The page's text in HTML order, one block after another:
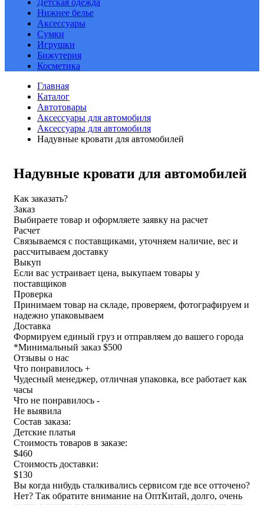
Детская одежда
Нижнее белье
Аксессуары
Сумки
Игрушки
Бижутерия
Косметика
Главная
Каталог
Автотовары
Аксессуары для автомобиля
Аксессуары для автомобиля
Надувные кровати для автомобилей
Надувные кровати для автомобилей
Как заказать?
Заказ
Выбираете товар и оформляете заявку на расчет
Расчет
Связываемся с поставщиками, уточняем наличие, вес и
рассчитываем доставку
Выкуп
Если вас устраивает цена, выкупаем товары у
поставщиков
Проверка
Принимаем товар на складе, проверяем, фотографируем и
надежно упаковываем
Доставка
Формируем единый груз и отправляем до вашего города
*Минимальный заказ $500
Отзывы о нас
Что понравилось +
Чудесный менеджер, отличная упаковка, все работает как
часы
Что не понравилось -
Не выявила
Состав заказа:
Детские платья
Стоимость товаров в заказе:
$460
Стоимость доставки:
$130
Вы когда нибудь сталкивались сервисом где все отточено?
Нет? Так обратите внимание на ОптКитай, долго, очень